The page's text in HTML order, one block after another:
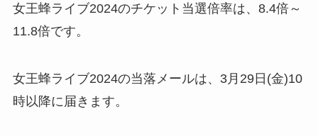
女王蜂ライブ2024のチケット当選倍率は、8.4倍～
11.8倍です。
女王蜂ライブ2024の当落メールは、3月29日(金)10
時以降に届きます。